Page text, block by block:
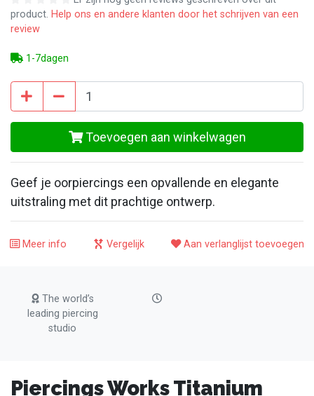
product. Help ons en andere klanten door het schrijven van een
review
1-7dagen
Toevoegen aan winkelwagen
Geef je oorpiercings een opvallende en elegante
uitstraling met dit prachtige ontwerp.
Meer info Vergelijk Aan verlanglijst toevoegen
The world’s
leading piercing
studio
Piercings Works Titanium